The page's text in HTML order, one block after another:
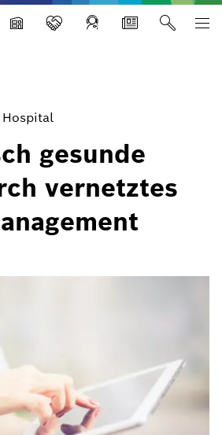
Building Technologies
gesunde
vernetztes